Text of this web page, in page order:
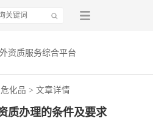
资质服务综合平台
危化品 > 文章详情
质办理的条件及要求